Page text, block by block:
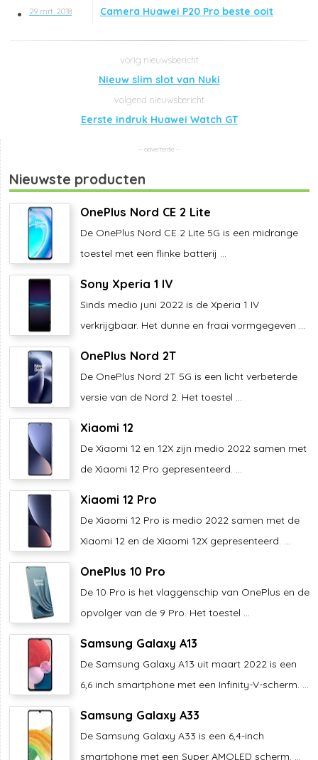
29 mrt. 2018 Camera Huawei P20 Pro beste ooit
Nieuw slim slot van Nuki
Eerste indruk Huawei Watch GT
Nieuwste producten
OnePlus Nord CE 2 Lite
De OnePlus Nord CE 2 Lite 5G is een midrange
toestel met een flinke batterij ...
Sony Xperia 1 IV
Sinds medio juni 2022 is de Xperia 1 IV
verkrijgbaar. Het dunne en fraai vormgegeven ...
OnePlus Nord 2T
De OnePlus Nord 2T 5G is een licht verbeterde
versie van de Nord 2. Het toestel ...
Xiaomi 12
De Xiaomi 12 en 12X zijn medio 2022 samen met
de Xiaomi 12 Pro gepresenteerd. ...
Xiaomi 12 Pro
De Xiaomi 12 Pro is medio 2022 samen met de
Xiaomi 12 en de Xiaomi 12X gepresenteerd. ...
OnePlus 10 Pro
De 10 Pro is het vlaggenschip van OnePlus en de
opvolger van de 9 Pro. Het toestel ...
Samsung Galaxy A13
De Samsung Galaxy A13 uit maart 2022 is een
6,6 inch smartphone met een Infinity-V-scherm. ...
Samsung Galaxy A33
De Samsung Galaxy A33 is een 6,4-inch
smartphone met een Super AMOLED scherm. ...